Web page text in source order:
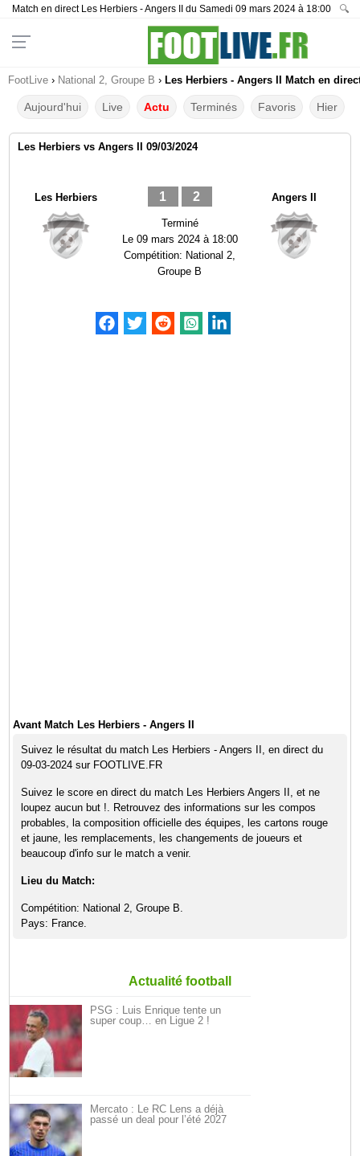
Match en direct Les Herbiers - Angers II du Samedi 09 mars 2024 à 18:00 🔍
FootLive › National 2, Groupe B › Les Herbiers - Angers II Match en
Aujourd'hui Live Actu Terminés Favoris Hier
Les Herbiers vs Angers II 09/03/2024
Les Herbiers 1 2
Terminé
Le 09 mars 2024 à 18:00
Compétition: National 2,
Groupe B
Angers II
Avant Match Les Herbiers - Angers II
Suivez le résultat du match Les Herbiers - Angers II, en direct du
09-03-2024 sur FOOTLIVE.FR
Suivez le score en direct du match Les Herbiers Angers II, et ne
loupez aucun but !. Retrouvez des informations sur les compos
probables, la composition officielle des équipes, les cartons rouge
et jaune, les remplacements, les changements de joueurs et
beaucoup d'info sur le match a venir.
Lieu du Match:
Compétition: National 2, Groupe B.
Pays: France.
Actualité football
PSG : Luis Enrique tente un
super coup… en Ligue 2 !
Mercato : Le RC Lens a déjà
passé un deal pour l’été 2027